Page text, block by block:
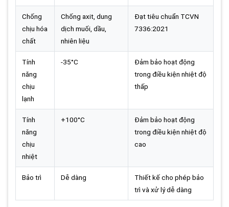
Chống
chịu hóa
chất
Chống axit, dung
dịch muối, dầu,
nhiên liệu
Đạt tiêu chuẩn TCVN
7336:2021
Tính
năng
chịu
lạnh
-35°C
Đảm bảo hoạt động
trong điều kiện nhiệt độ
thấp
Tính
năng
chịu
nhiệt
+100°C
Đảm bảo hoạt động
trong điều kiện nhiệt độ
cao
Bảo trì Dễ dàng
Thiết kế cho phép bảo
trì và xử lý dễ dàng